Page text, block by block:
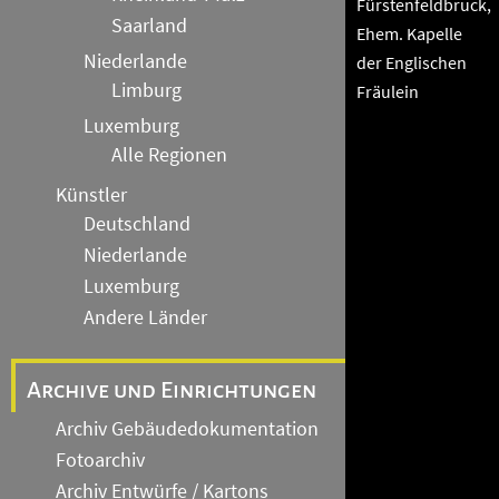
Saarland
Niederlande
Limburg
Luxemburg
Alle Regionen
Künstler
Deutschland
Niederlande
Luxemburg
Andere Länder
Archive und Einrichtungen
Archiv Gebäudedokumentation
Fotoarchiv
Archiv Entwürfe / Kartons
Fürstenfeldbruck,
Ehem. Kapelle
der Englischen
Fräulein